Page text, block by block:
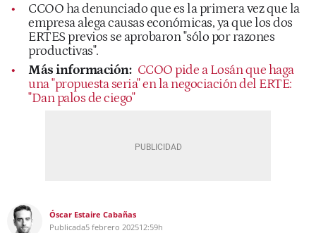
CCOO ha denunciado que es la primera vez que la
empresa alega causas económicas, ya que los dos
ERTES previos se aprobaron "sólo por razones
productivas".
Más información: CCOO pide a Losán que haga
una "propuesta seria" en la negociación del ERTE:
"Dan palos de ciego"
Óscar Estaire Cabañas
Publicada5 febrero 202512:59h